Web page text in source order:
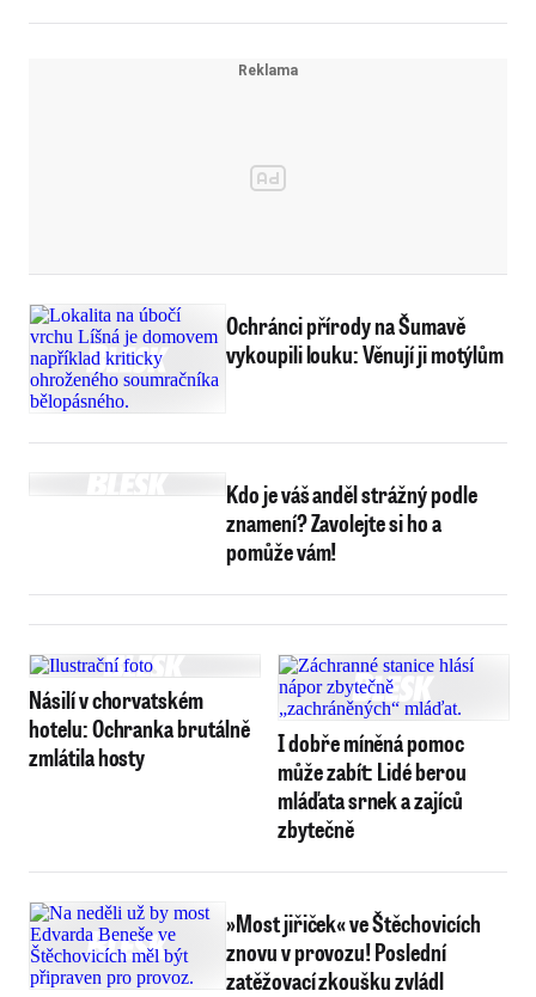
Ochránci přírody na Šumavě
vykoupili louku: Věnují ji motýlům
Kdo je váš anděl strážný podle
znamení? Zavolejte si ho a
pomůže vám!
Násilí v chorvatském
hotelu: Ochranka brutálně
zmlátila hosty
I dobře míněná pomoc
může zabít: Lidé berou
mláďata srnek a zajíců
zbytečně
»Most jiřiček« ve Štěchovicích
znovu v provozu! Poslední
zatěžovací zkoušku zvládl